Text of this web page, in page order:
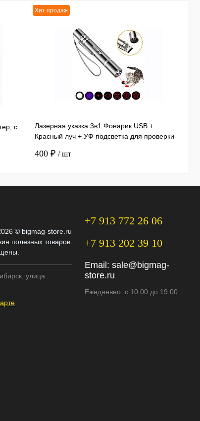
с
Хит продаж
Лазерная указка 3в1 Фонарик USB +
Красный луч + УФ подсветка для проверки
400 ₽ / шт
© bigmag-store.ru
полезных товаров.
улица
+7 913 772 26 06
+7 913 202 39 10
Email: sale@bigmag-
store.ru
Ежедневно: с 10:00 до 19:00